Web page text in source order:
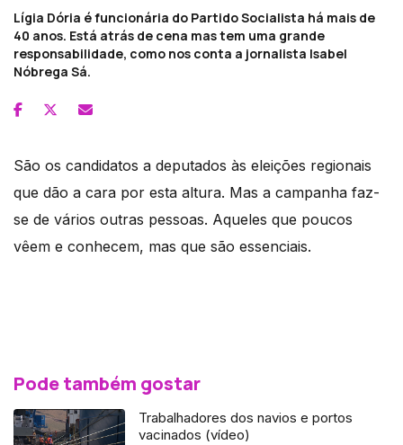
Lígia Dória é funcionária do Partido Socialista há mais de
40 anos. Está atrás de cena mas tem uma grande
responsabilidade, como nos conta a jornalista Isabel
Nóbrega Sá.
São os candidatos a deputados às eleições regionais
que dão a cara por esta altura. Mas a campanha faz-
se de vários outras pessoas. Aqueles que poucos
vêem e conhecem, mas que são essenciais.
Pode também gostar
Trabalhadores dos navios e portos
vacinados (vídeo)